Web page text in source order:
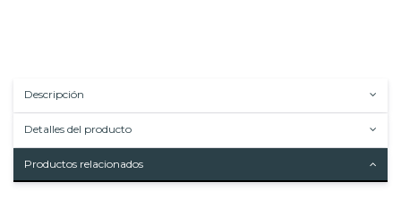
Descripción
Detalles del producto
Productos relacionados